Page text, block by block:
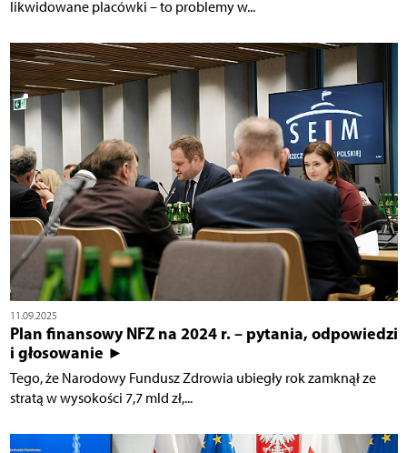
likwidowane placówki – to problemy w...
11.09.2025
Plan finansowy NFZ na 2024 r. – pytania, odpowiedzi
i głosowanie ►
Tego, że Narodowy Fundusz Zdrowia ubiegły rok zamknął ze
stratą w wysokości 7,7 mld zł,...